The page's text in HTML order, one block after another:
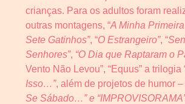
crianças. Para os adultos foram
outras montagens, “A Minha Primeira
Sete Gatinhos”, “O Estrangeiro”, “
Senhores”, “O Dia que Raptaram o
Vento Não Levou”, “Equus” a trilogia
Isso…”, além de projetos de humor –
Se Sábado…” e